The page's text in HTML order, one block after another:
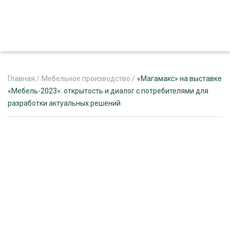
ЖУРНАЛ «ЛЕСНОЙ КОМПЛЕКС»
Главная / Мебельное производство / «Магамакс» на выставке
«Мебель-2023»: открытость и диалог с потребителями для
разработки актуальных решений